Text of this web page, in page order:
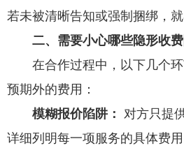
若未被清晰告知或强制捆绑，就
二、需要小心哪些隐形收
在合作过程中，以下几个
预期外的费用：
模糊报价陷阱： 对方只提
详细列明每一项服务的具体费